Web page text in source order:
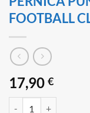
FOOTBALL
17,90 €